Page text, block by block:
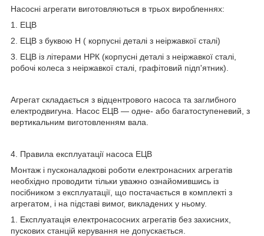
Насосні агрегати виготовляються в трьох виробленнях:
1. ЕЦВ
2. ЕЦВ з буквою Н ( корпусні деталі з неіржавкої сталі)
3. ЕЦВ із літерами НРК (корпусні деталі з неіржавкої сталі,
робочі колеса з неіржавкої сталі, графітовий підп'ятник).
Агрегат складається з відцентрового насоса та заглибного
електродвигуна. Насос ЕЦВ — одне- або багатоступеневий, з
вертикальним виготовленням вала.
4. Правила експлуатації насоса ЕЦВ
Монтаж і пусконаладкові роботи електронасних агрегатів
необхідно проводити тільки уважно ознайомившись із
посібником з експлуатації, що постачається в комплекті з
агрегатом, і на підставі вимог, викладених у ньому.
1. Експлуатація електронасосних агрегатів без захисних,
пускових станцій керування не допускається.